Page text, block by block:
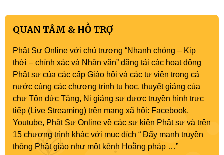
QUAN TÂM & HỖ TRỢ
Phật Sự Online với chủ trương “Nhanh chóng – Kịp
thời – chính xác và Nhân văn” đăng tải các hoạt động
Phật sự của các cấp Giáo hội và các tự viện trong cả
nước cùng các chương trình tu học, thuyết giảng của
chư Tôn đức Tăng, Ni giảng sư được truyền hình trực
tiếp (Live Streaming) trên mạng xã hội: Facebook,
Youtube, Phật Sự Online về các sự kiện Phật sự và trên
15 chương trình khác với mục đích “ Đẩy mạnh truyền
thông Phật giáo như một kênh Hoằng pháp …”